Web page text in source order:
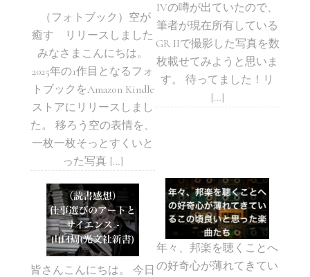
（フォトブック）空が
癒す リリースしました
みなさまこんにちは。
2025年の1作目となるフォ
トブックをAmazon Kindle
ストアにリリースしまし
た。 移ろう空の表情を、
一枚一枚そっとすくいと
った写真 […]
IVの噂が出ていたので、
筆者が現在所有している
GR IIで撮影した写真を数
枚載せてみようと思いま
す。 待ってました！リ
[…]
皆さんこんにちは。 今日
年々、邦楽を聴くことへ
の好奇心が薄れてきてい